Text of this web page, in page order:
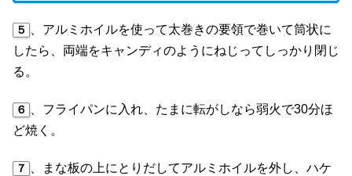
５ 、アルミホイルを使って太巻きの要領で巻いて筒状に
したら、両端をキャンディのようにねじってしっかり閉じ
る。
６ 、フライパンに入れ、たまに転がしなら弱火で30分ほ
ど焼く。
７ 、まな板の上にとりだしてアルミホイルを外し、ハケ